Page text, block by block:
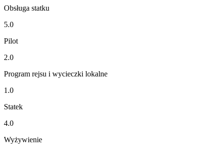
Obsługa statku
5.0
Pilot
2.0
Program rejsu i wycieczki lokalne
1.0
Statek
4.0
Wyżywienie